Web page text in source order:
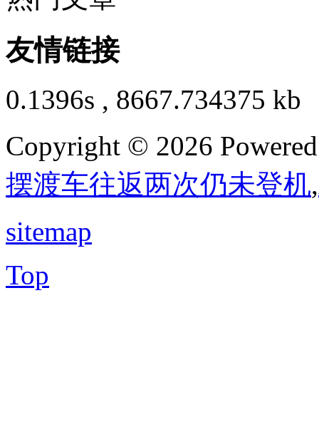
友情链接
0.1396s , 8667.734375 kb
Copyright © 2026
摆渡车往返两次仍未登机,
sitemap
Top